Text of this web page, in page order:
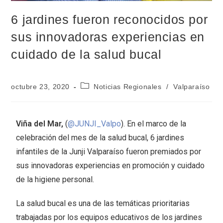
6 jardines fueron reconocidos por
sus innovadoras experiencias en
cuidado de la salud bucal
octubre 23, 2020 Noticias Regionales / Valparaíso
Viña del Mar, (@JUNJI_Valpo). En el marco de la
celebración del mes de la salud bucal, 6 jardines
infantiles de la Junji Valparaíso fueron premiados por
sus innovadoras experiencias en promoción y cuidado
de la higiene personal.
La salud bucal es una de las temáticas prioritarias
trabajadas por los equipos educativos de los jardines